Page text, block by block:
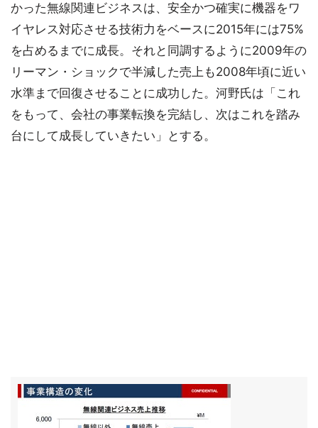
かった無線関連ビジネスは、安全かつ確実に機器をワ
イヤレス対応させる技術力をベースに2015年には75%
を占めるまでに成長。それと同調するように2009年の
リーマン・ショックで半減した売上も2008年頃に近い
水準まで回復させることに成功した。河野氏は「これ
をもって、会社の事業転換を完結し、次はこれを踏み
台にして成長していきたい」とする。